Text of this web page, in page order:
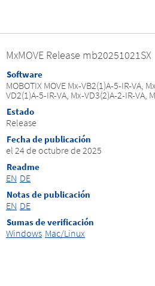
MxMOVE Release mb20251021SX
Software
MOBOTIX MOVE Mx-VB2(1)A-5-IR-VA,
VD2(1)A-5-IR-VA, Mx-VD3(2)A-2-IR-VA,
Estado
Release
Fecha de publicación
el 24 de octubre de 2025
Readme
EN DE
Notas de publicación
EN DE
Sumas de verificación
Windows Mac/Linux